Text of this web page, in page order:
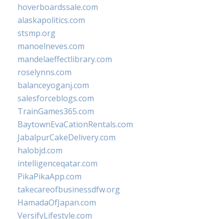
hoverboardssale.com
alaskapolitics.com
stsmp.org
manoelneves.com
mandelaeffectlibrary.com
roselynns.com
balanceyoganj.com
salesforceblogs.com
TrainGames365.com
BaytownEvaCationRentals.com
JabalpurCakeDelivery.com
halobjd.com
intelligenceqatar.com
PikaPikaApp.com
takecareofbusinessdfw.org
HamadaOfJapan.com
VersifyLifestyle.com